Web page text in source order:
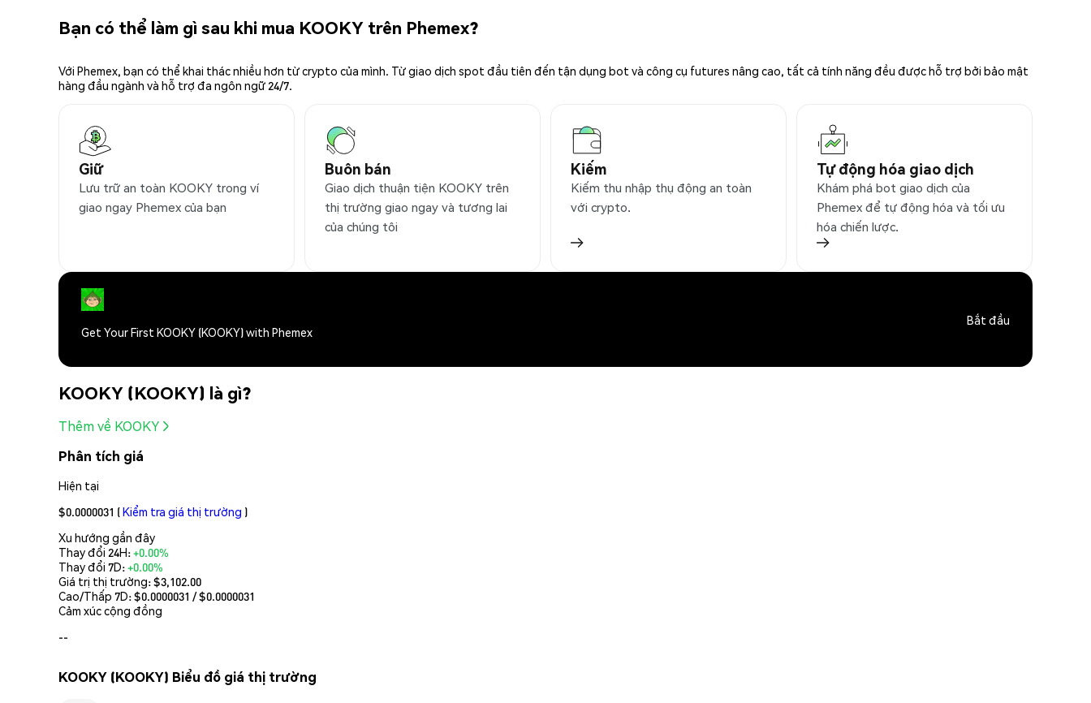
Bạn có thể làm gì sau khi mua KOOKY trên Phemex?
Với Phemex, bạn có thể khai thác nhiều hơn từ crypto của mình. Từ giao dịch spot đầu tiên đến tận dụng bot và công cụ futures nâng cao, tất cả tính năng đều được hỗ trợ bởi bảo mật
hàng đầu ngành và hỗ trợ đa ngôn ngữ 24/7.
Giữ
Lưu trữ an toàn KOOKY trong ví
giao ngay Phemex của bạn
Buôn bán
Giao dịch thuận tiện KOOKY trên
thị trường giao ngay và tương lai
của chúng tôi
Kiếm
Kiếm thu nhập thụ động an toàn
với crypto.
Tự động hóa giao dịch
Khám phá bot giao dịch của
Phemex để tự động hóa và tối ưu
hóa chiến lược.
Get Your First KOOKY (KOOKY) with Phemex
Bắt đầu
KOOKY (KOOKY) là gì?
Thêm về KOOKY
Phân tích giá
Hiện tại
$0.0000031 (Kiểm tra giá thị trường )
Xu hướng gần đây
Thay đổi 24H:+0.00%
Thay đổi 7D:+0.00%
Giá trị thị trường:$3,102.00
Cao/Thấp 7D: $0.0000031 / $0.0000031
Cảm xúc cộng đồng
--
KOOKY (KOOKY) Biểu đồ giá thị trường